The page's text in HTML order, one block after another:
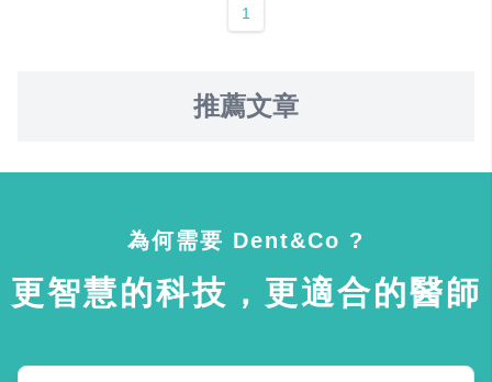
1
推薦文章
為何需要 Dent&Co ?
更智慧的科技，更適合的醫師